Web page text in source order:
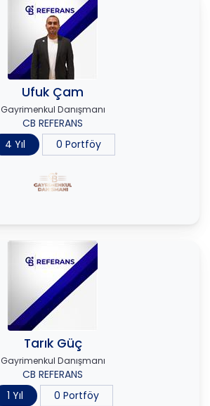
Ufuk Çam
Gayrimenkul Danışmanı
CB REFERANS
4 Yıl
0 Portföy
Tarık Güç
Gayrimenkul Danışmanı
CB REFERANS
1 Yıl
0 Portföy